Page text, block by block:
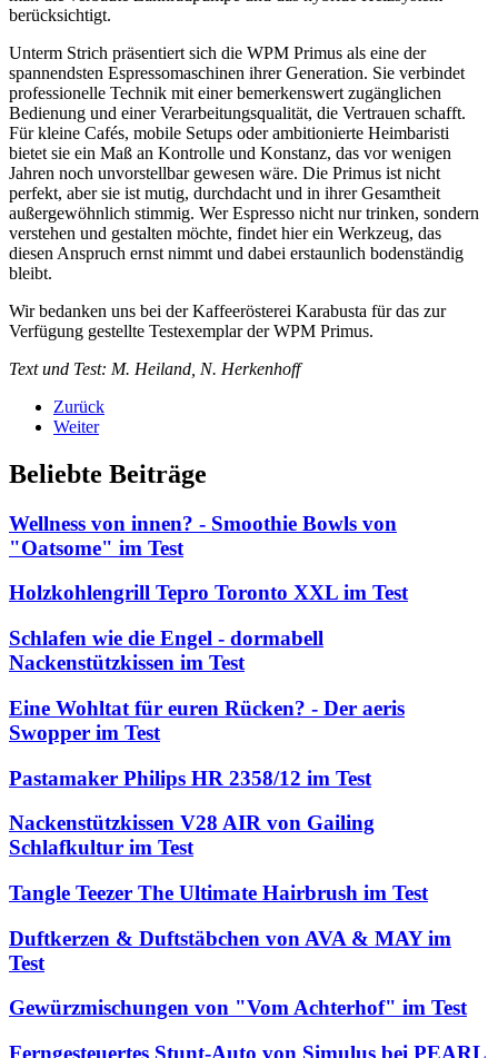
berücksichtigt.
Unterm Strich präsentiert sich die WPM Primus als eine der
spannendsten Espressomaschinen ihrer Generation. Sie verbindet
professionelle Technik mit einer bemerkenswert zugänglichen
Bedienung und einer Verarbeitungsqualität, die Vertrauen schafft.
Für kleine Cafés, mobile Setups oder ambitionierte Heimbaristi
bietet sie ein Maß an Kontrolle und Konstanz, das vor wenigen
Jahren noch unvorstellbar gewesen wäre. Die Primus ist nicht
perfekt, aber sie ist mutig, durchdacht und in ihrer Gesamtheit
außergewöhnlich stimmig. Wer Espresso nicht nur trinken, sondern
verstehen und gestalten möchte, findet hier ein Werkzeug, das
diesen Anspruch ernst nimmt und dabei erstaunlich bodenständig
bleibt.
Wir bedanken uns bei der Kaffeerösterei Karabusta für das zur
Verfügung gestellte Testexemplar der WPM Primus.
Text und Test: M. Heiland, N. Herkenhoff
Zurück
Weiter
Beliebte Beiträge
Wellness von innen? - Smoothie Bowls von
"Oatsome" im Test
Holzkohlengrill Tepro Toronto XXL im Test
Schlafen wie die Engel - dormabell
Nackenstützkissen im Test
Eine Wohltat für euren Rücken? - Der aeris
Swopper im Test
Pastamaker Philips HR 2358/12 im Test
Nackenstützkissen V28 AIR von Gailing
Schlafkultur im Test
Tangle Teezer The Ultimate Hairbrush im Test
Duftkerzen & Duftstäbchen von AVA & MAY im
Test
Gewürzmischungen von "Vom Achterhof" im Test
Ferngesteuertes Stunt-Auto von Simulus bei PEARL